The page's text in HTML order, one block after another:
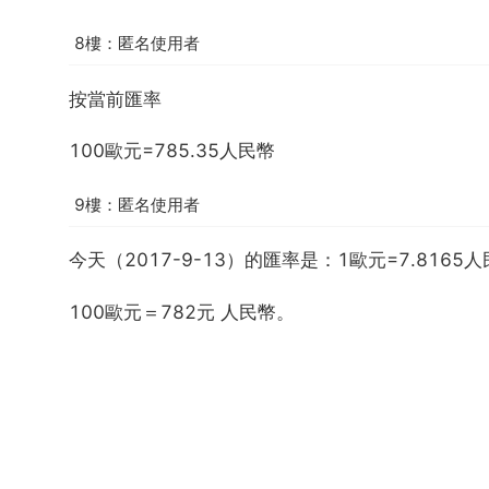
8樓：匿名使用者
按當前匯率
100歐元=785.35人民幣
9樓：匿名使用者
今天（2017-9-13）的匯率是：1歐元=7.8165人
100歐元＝782元 人民幣。